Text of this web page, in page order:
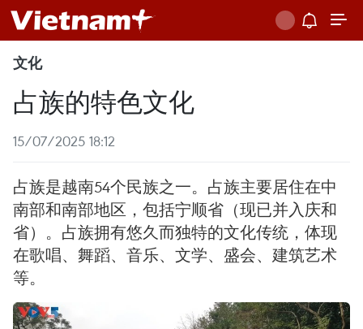
文化
占族的特色文化
15/07/2025 18:12
占族是越南54个民族之一。占族主要居住在中
南部和南部地区，包括宁顺省（现已并入庆和
省）。占族拥有悠久而独特的文化传统，体现
在歌唱、舞蹈、音乐、文学、盛会、建筑艺术
等。